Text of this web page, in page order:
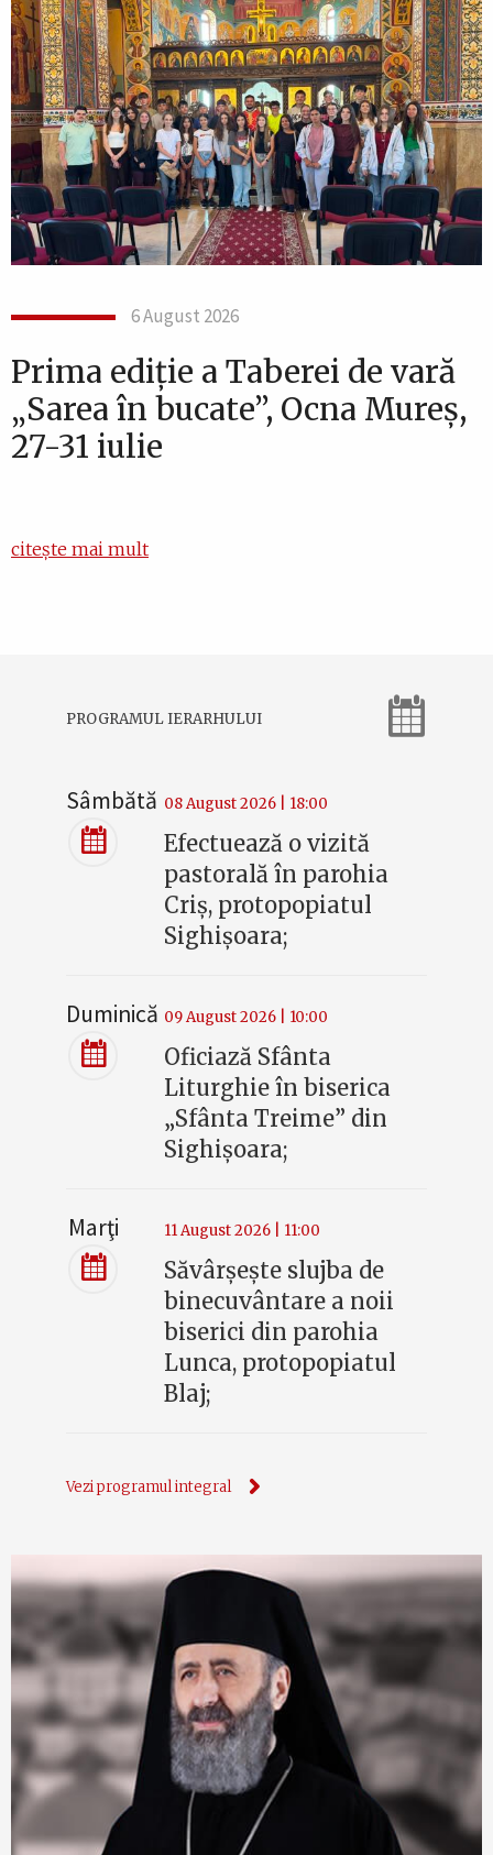
6 August 2026
Prima ediție a Taberei de vară
„Sarea în bucate”, Ocna Mureș,
27-31 iulie
citește mai mult
PROGRAMUL IERARHULUI
Sâmbătă 08 August 2026 | 18:00
Efectuează o vizită
pastorală în parohia
Criș, protopopiatul
Sighișoara;
Duminică 09 August 2026 | 10:00
Oficiază Sfânta
Liturghie în biserica
„Sfânta Treime” din
Sighișoara;
Marţi 11 August 2026 | 11:00
Săvârșește slujba de
binecuvântare a noii
biserici din parohia
Lunca, protopopiatul
Blaj;
Vezi programul integral